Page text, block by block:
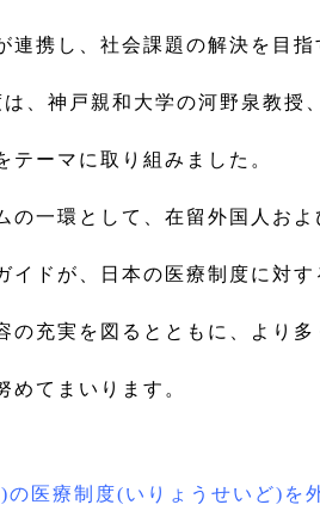
連携し、社会課題の解決を目指
、神戸親和大学の河野泉教授
テーマに取り組みました。
の一環として、在留外国人お
イドが、日本の医療制度に対
充実を図るとともに、より多
めてまいります。
の医療制度(いりょうせいど)を